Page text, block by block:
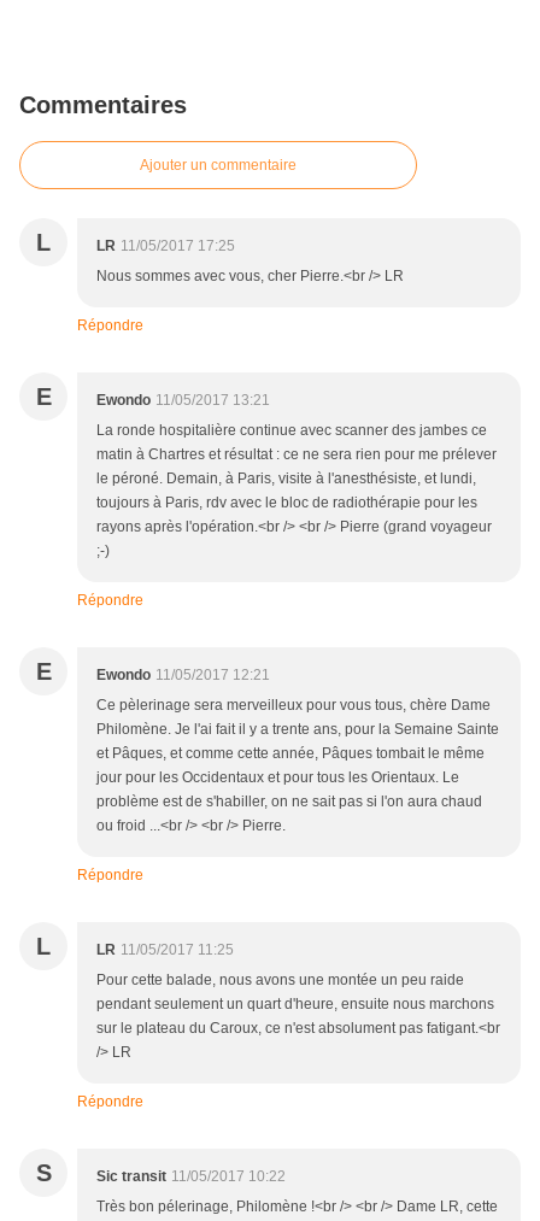
Commentaires
Ajouter un commentaire
L LR 11/05/2017 17:25
Nous sommes avec vous, cher Pierre.<br /> LR
Répondre
E Ewondo 11/05/2017 13:21
La ronde hospitalière continue avec scanner des jambes ce
matin à Chartres et résultat : ce ne sera rien pour me prélever
le péroné. Demain, à Paris, visite à l'anesthésiste, et lundi,
toujours à Paris, rdv avec le bloc de radiothérapie pour les
rayons après l'opération.<br /> <br /> Pierre (grand voyageur
;-)
Répondre
E Ewondo 11/05/2017 12:21
Ce pèlerinage sera merveilleux pour vous tous, chère Dame
Philomène. Je l'ai fait il y a trente ans, pour la Semaine Sainte
et Pâques, et comme cette année, Pâques tombait le même
jour pour les Occidentaux et pour tous les Orientaux. Le
problème est de s'habiller, on ne sait pas si l'on aura chaud
ou froid ...<br /> <br /> Pierre.
Répondre
L LR 11/05/2017 11:25
Pour cette balade, nous avons une montée un peu raide
pendant seulement un quart d'heure, ensuite nous marchons
sur le plateau du Caroux, ce n'est absolument pas fatigant.<br
/> LR
Répondre
S Sic transit 11/05/2017 10:22
Très bon pélerinage, Philomène !<br /> <br /> Dame LR, cette